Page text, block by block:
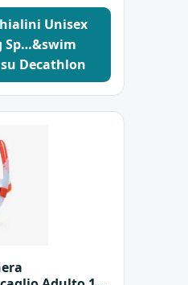
Unisex
Sp…&swim
Decathlon